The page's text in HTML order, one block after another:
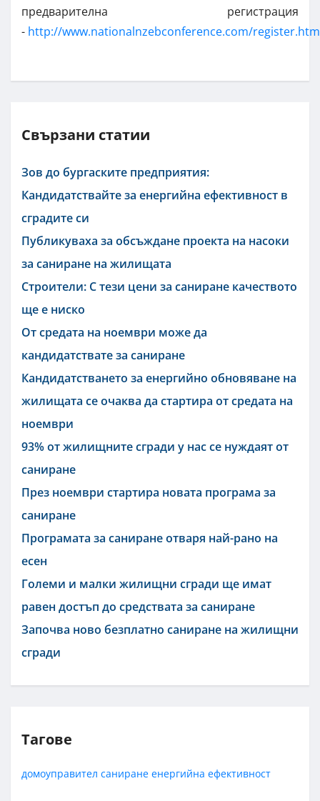
предварителна регистрация
- http://www.nationalnzebconference.com/
Свързани статии
Зов до бургаските предприятия:
Кандидатствайте за енергийна ефективност в
сградите си
Публикуваха за обсъждане проекта на насоки
за саниране на жилищата
Строители: С тези цени за саниране качеството
ще е ниско
От средата на ноември може да
кандидатствате за саниране
Кандидатстването за енергийно обновяване на
жилищата се очаква да стартира от средата на
ноември
93% от жилищните сгради у нас се нуждаят от
саниране
През ноември стартира новата програма за
саниране
Програмата за саниране отваря най-рано на
есен
Големи и малки жилищни сгради ще имат
равен достъп до средствата за саниране
Започва ново безплатно саниране на жилищни
сгради
Тагове
домоуправител саниране енергийна ефективност